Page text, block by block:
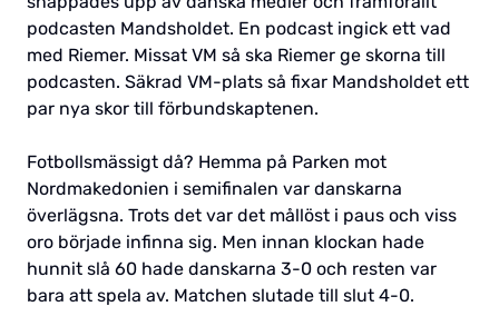
podcasten Mandsholdet. En podcast ingick ett vad
med Riemer. Missat VM så ska Riemer ge skorna till
podcasten. Säkrad VM-plats så fixar Mandsholdet ett
par nya skor till förbundskaptenen.
Fotbollsmässigt då? Hemma på Parken mot
Nordmakedonien i semifinalen var danskarna
överlägsna. Trots det var det mållöst i paus och viss
oro började infinna sig. Men innan klockan hade
hunnit slå 60 hade danskarna 3-0 och resten var
bara att spela av. Matchen slutade till slut 4-0.